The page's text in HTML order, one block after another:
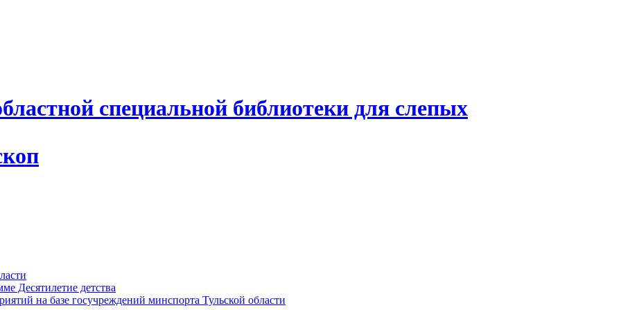
специальной библиотеки для слепых
Десятилетие детства
на базе госучреждений минспорта Тульской области